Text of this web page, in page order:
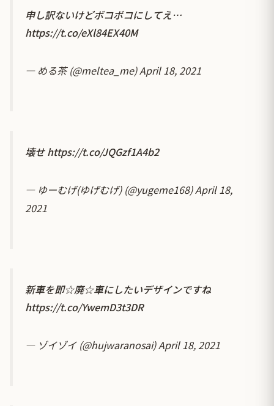
申し訳ないけどボコボコにしてえ…
https://t.co/eXl84EX40M
— める茶 (@meltea_me)April 18, 2021
壊せhttps://t.co/JQGzf1A4b2
— ゆーむげ(ゆげむげ) (@yugeme168)April 18,
2021
新車を即☆廃☆車にしたいデザインですね
https://t.co/YwemD3t3DR
— ゾイゾイ (@hujwaranosai)April 18, 2021